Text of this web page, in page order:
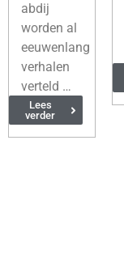
abdij
worden al
eeuwenlang
verhalen
verteld …
Lees
verder